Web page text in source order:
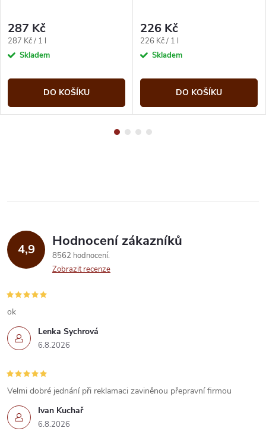
287 Kč
Měrná
cena:
287 Kč / 1 l
Skladem
DO KOŠÍKU
226 Kč
Měrná
cena:
226 Kč / 1 l
Skladem
DO KOŠÍKU
4,9 Hodnocení zákazníků
8562 hodnocení
Zobrazit recenze
Lenka Sychrová
6.8.2026
ok
Ivan Kuchař
6.8.2026
Velmi dobré jednání při reklamaci zaviněnou přepravní firmou